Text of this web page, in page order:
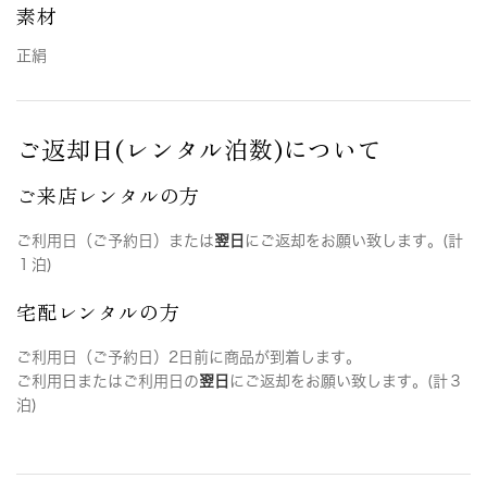
素材
正絹
ご返却日(レンタル泊数)について
ご来店レンタルの方
ご利用日（ご予約日）または翌日 にご返却をお願い致します。(計
１泊)
宅配レンタルの方
ご利用日（ご予約日）2日前に商品が到着します。
ご利用日またはご利用日の翌日 にご返却をお願い致します。(計３
泊)